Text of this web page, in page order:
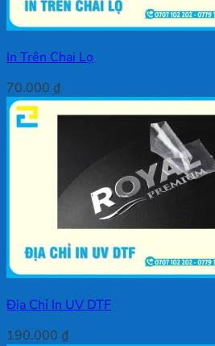
In Trên Chai Lọ
70.000 ₫
Địa Chỉ In UV DTF
190.000 ₫